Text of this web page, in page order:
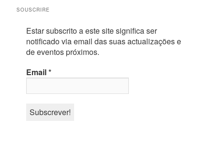
SOUSCRIRE
Estar subscrito a este site significa ser
notificado via email das suas actualizações e
de eventos próximos.
Email*